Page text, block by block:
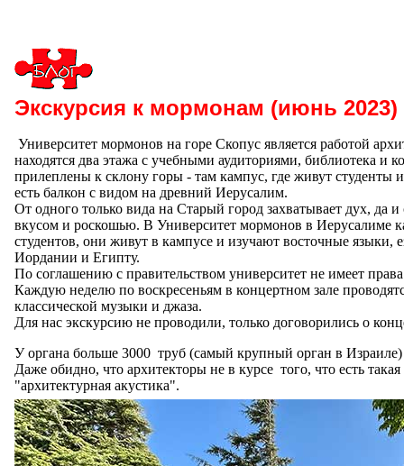
Экскурсия к мормонам (июнь 2023)
Университет мормонов на горе Скопус является работой
находятся два этажа с учебными аудиториями, библиотека и
прилеплены к склону горы - там кампус, где живут студенты
есть балкон с видом на древний Иерусалим.
От одного только вида на Старый город захватывает дух, да
вкусом и роскошью. В Университет мормонов в Иерусалиме
студентов, они живут в кампусе и изучают восточные языки,
Иордании и Египту.
По соглашению с правительством университет не имеет права
Каждую неделю по воскресеньям в концертном зале
классической музыки и джаза.
Для нас экскурсию не проводили, только договорились о
У органа больше 3000 труб (самый крупный орган в Израиле)
Даже обидно, что архитекторы не в курсе того, что есть такая
"архитектурная акустика".